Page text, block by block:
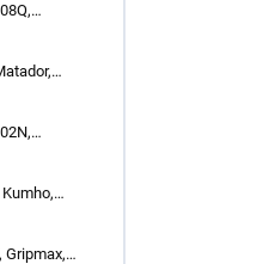
EVO
Gripmax,